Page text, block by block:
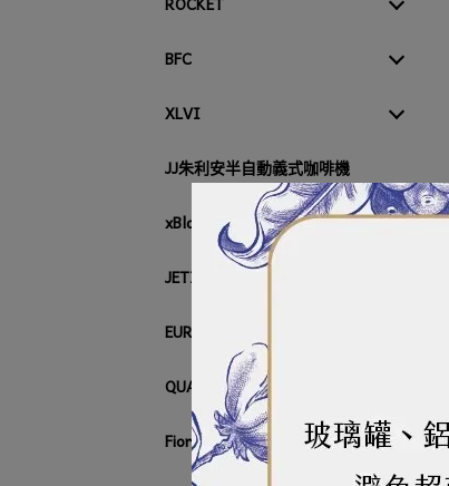
BFC
XLVI
JJ朱利安半自動義式咖啡機
xBloom
JETINNO
EUREKA
QUAMAR
Fiorenzato